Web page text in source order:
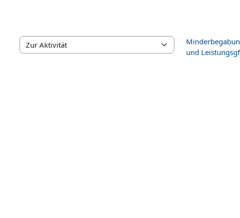
Zur Aktivität
und